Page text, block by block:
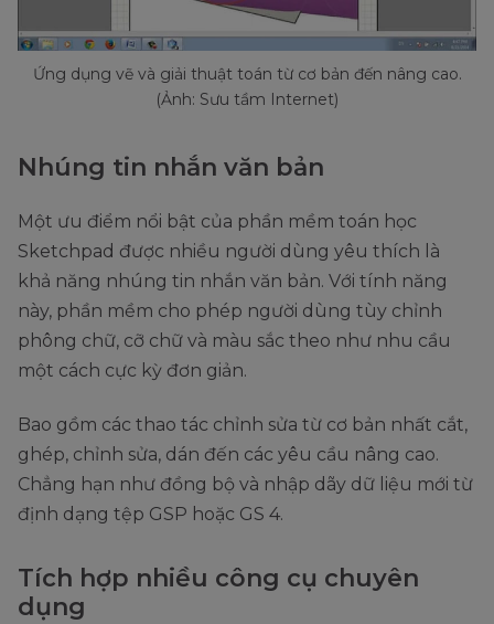
Ứng dụng vẽ và giải thuật toán từ cơ bản đến nâng cao.
(Ảnh: Sưu tầm Internet)
Nhúng tin nhắn văn bản
Một ưu điểm nổi bật của phần mềm toán học
Sketchpad được nhiều người dùng yêu thích là
khả năng nhúng tin nhắn văn bản. Với tính năng
này, phần mềm cho phép người dùng tùy chỉnh
phông chữ, cỡ chữ và màu sắc theo như nhu cầu
một cách cực kỳ đơn giản.
Bao gồm các thao tác chỉnh sửa từ cơ bản nhất cắt,
ghép, chỉnh sửa, dán đến các yêu cầu nâng cao.
Chẳng hạn như đồng bộ và nhập dãy dữ liệu mới từ
định dạng tệp GSP hoặc GS 4.
Tích hợp nhiều công cụ chuyên
dụng